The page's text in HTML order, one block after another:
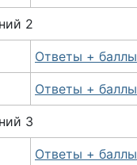
2
Ответы + баллы
Ответы + баллы
3
Ответы + баллы